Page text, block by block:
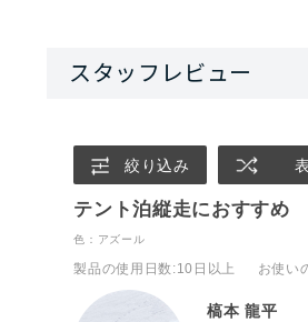
絞り込み
テント泊縦走におすすめ
色：アズール
製品の使用日数 :10日以上 お使い
槁本 龍平